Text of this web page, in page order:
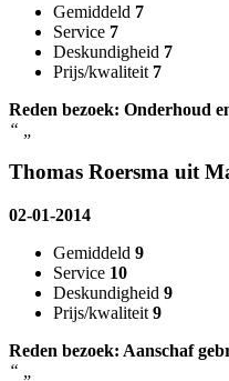
Gemiddeld 7
Service 7
Deskundigheid 7
Prijs/kwaliteit 7
Reden bezoek: Onderhoud
“
Thomas Roersma uit
02-01-2014
Gemiddeld 9
Service 10
Deskundigheid 9
Prijs/kwaliteit 9
Reden bezoek: Aanschaf
“